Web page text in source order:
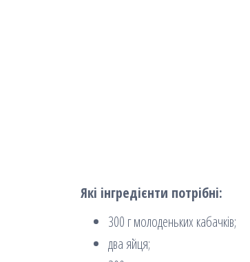
Які інгредієнти потрібні:
300 г молоденьких кабачків;
два яйця;